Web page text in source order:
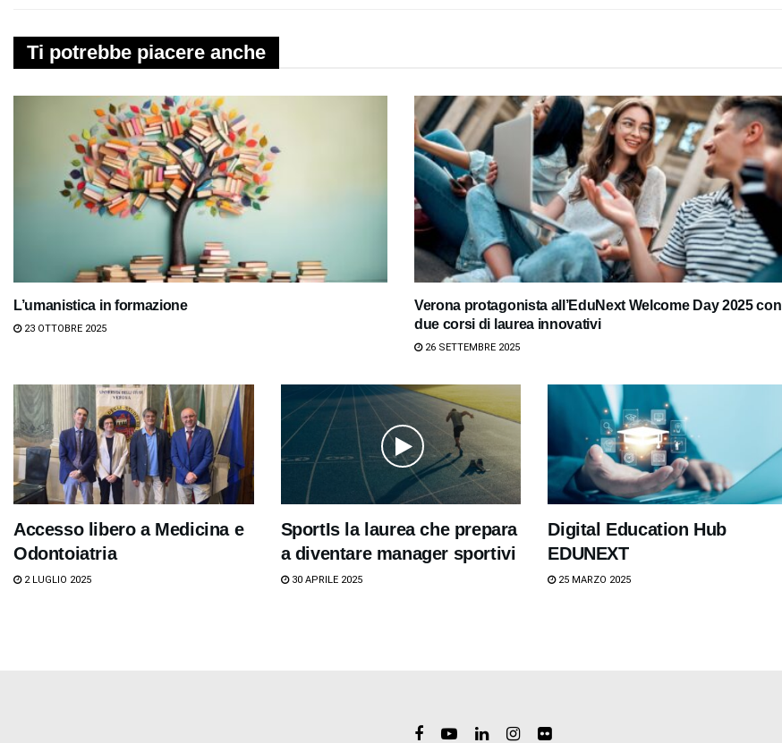
Ti potrebbe piacere anche
L’umanistica in formazione
23 OTTOBRE 2025
Verona protagonista all’EduNext Welcome Day 2025 con
due corsi di laurea innovativi
26 SETTEMBRE 2025
Accesso libero a Medicina e
Odontoiatria
2 LUGLIO 2025
SportIs la laurea che prepara
a diventare manager sportivi
30 APRILE 2025
Digital Education Hub
EDUNEXT
25 MARZO 2025